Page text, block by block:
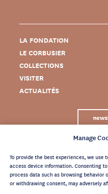
Manage
To provide the best experiences, we
access device information. Consenting
process data such as browsing
or withdrawing consent, may adversely
LA FONDATION
LE CORBUSIER
COLLECTIONS
VISITER
ACTUALITÉS